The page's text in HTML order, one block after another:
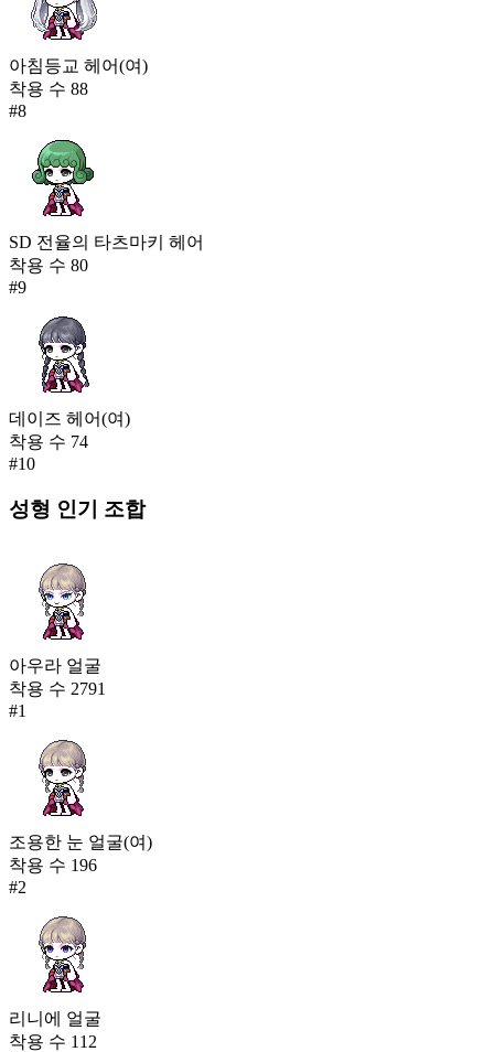
아침등교 헤어(여)
착용 수 88
#8
SD 전율의 타츠마키 헤어
착용 수 80
#9
데이즈 헤어(여)
착용 수 74
#10
성형 인기 조합
아우라 얼굴
착용 수 2791
#1
조용한 눈 얼굴(여)
착용 수 196
#2
리니에 얼굴
착용 수 112